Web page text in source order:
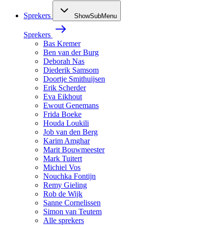
Sprekers ShowSubMenu
Sprekers
Bas Kremer
Ben van der Burg
Deborah Nas
Diederik Samsom
Doortje Smithuijsen
Erik Scherder
Eva Eikhout
Ewout Genemans
Frida Boeke
Houda Loukili
Job van den Berg
Karim Amghar
Marit Bouwmeester
Mark Tuitert
Michiel Vos
Nouchka Fontijn
Remy Gieling
Rob de Wijk
Sanne Cornelissen
Simon van Teutem
Alle sprekers